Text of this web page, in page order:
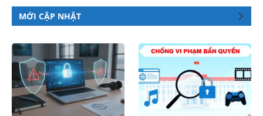
MỚI CẬP NHẬT